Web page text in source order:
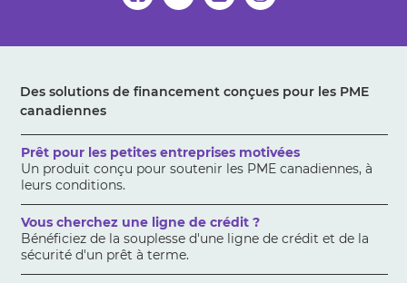
Des solutions de financement conçues pour les PME
canadiennes
Prêt pour les petites entreprises motivées
Un produit conçu pour soutenir les PME canadiennes, à
leurs conditions.
Vous cherchez une ligne de crédit ?
Bénéficiez de la souplesse d'une ligne de crédit et de la
sécurité d'un prêt à terme.